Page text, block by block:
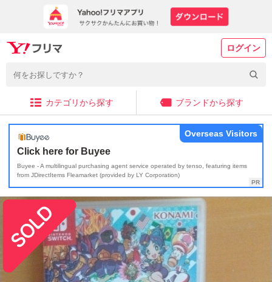
ログイン
カテゴリから探す ブランドから探す
Click here for Buyee
Buyee - A multilingual purchasing agent service operated by tenso, featuring items
from JDirectItems Fleamarket (provided by LY Corporation)
Overseas Visitors